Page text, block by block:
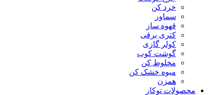
خرد کن
سماور
قهوه ساز
کتری برقی
کولر گازی
گوشت کوب
مخلوط کن
میوه خشک کن
همزن
محصولات توکار